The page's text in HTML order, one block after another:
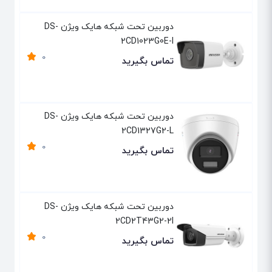
دوربین تحت شبکه هایک ویژن DS-
2CD1023G0E-I
0 تماس بگیرید
دوربین تحت شبکه هایک ویژن DS-
2CD1327G2-L
0 تماس بگیرید
دوربین تحت شبکه هایک ویژن DS-
2CD2T43G2-2I
0 تماس بگیرید